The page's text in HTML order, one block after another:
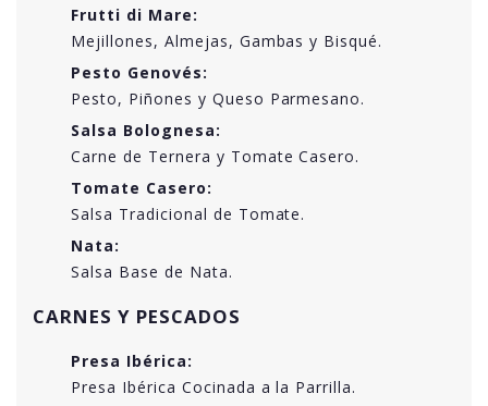
Frutti di Mare:
Mejillones, Almejas, Gambas y Bisqué.
Pesto Genovés:
Pesto, Piñones y Queso Parmesano.
Salsa Bolognesa:
Carne de Ternera y Tomate Casero.
Tomate Casero:
Salsa Tradicional de Tomate.
Nata:
Salsa Base de Nata.
CARNES Y PESCADOS
Presa Ibérica:
Presa Ibérica Cocinada a la Parrilla.